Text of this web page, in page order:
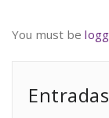
You must be